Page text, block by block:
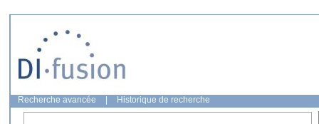
Recherche avancée Historique de recherche